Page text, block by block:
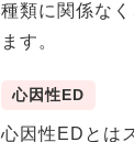
種類に関係な
ます。
心因性ED
心因性EDとは